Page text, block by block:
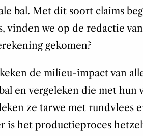
bal. Met dit soort claims
vinden we op de redactie
gekomen?
de milieu-impact van
en vergeleken die met hun
ze tarwe met rundvlees
is het productieproces